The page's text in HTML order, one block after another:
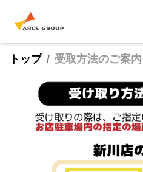
トップ 受取方法のご案内